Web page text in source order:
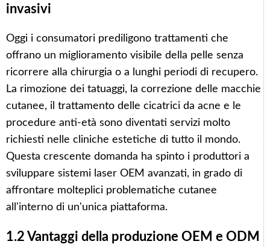
invasivi
Oggi i consumatori prediligono trattamenti che
offrano un miglioramento visibile della pelle senza
ricorrere alla chirurgia o a lunghi periodi di recupero.
La rimozione dei tatuaggi, la correzione delle macchie
cutanee, il trattamento delle cicatrici da acne e le
procedure anti-età sono diventati servizi molto
richiesti nelle cliniche estetiche di tutto il mondo.
Questa crescente domanda ha spinto i produttori a
sviluppare sistemi laser OEM avanzati, in grado di
affrontare molteplici problematiche cutanee
all'interno di un'unica piattaforma.
1.2 Vantaggi della produzione OEM e ODM